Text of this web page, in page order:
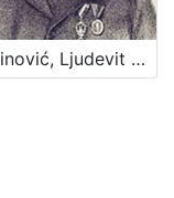
Vukotinović, Ljudevit (13. 01. 1813 – 17. 03. 1893)